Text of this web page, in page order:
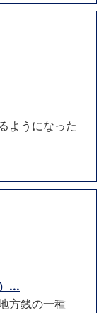
ようになった
...
方銭の一種